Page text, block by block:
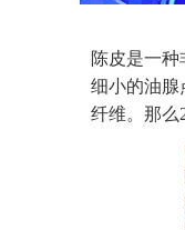
陈皮是一
细小的油腺
纤维。那么